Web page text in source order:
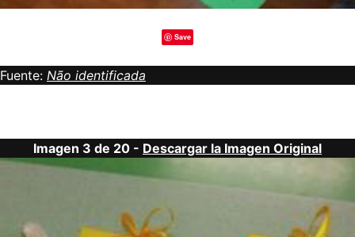
Save
Fuente: Não identificada
Imagen 3 de 20 - Descargar la Imagen Original